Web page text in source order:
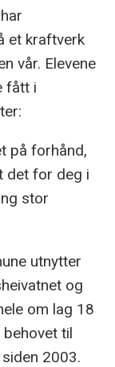
et kraftverk
vår. Elevene
fått i
på forhånd,
det for deg i
stor
utnytter
og
om lag 18
til
2003.